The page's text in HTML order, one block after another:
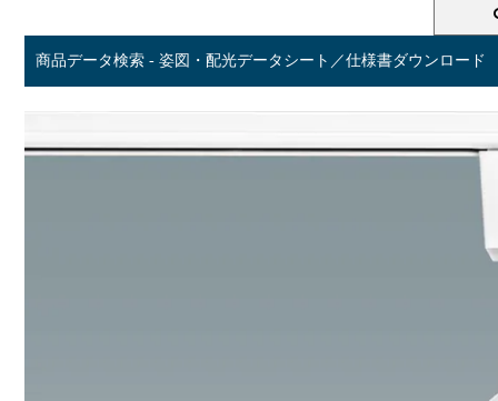
商品データ検索 - 姿図・配光データシート／仕様書ダウンロード